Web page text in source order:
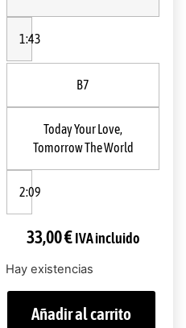
1:43
B7
Today Your Love,
Tomorrow The World
2:09
33,00€IVA incluido
Hay existencias
Añadir al carrito